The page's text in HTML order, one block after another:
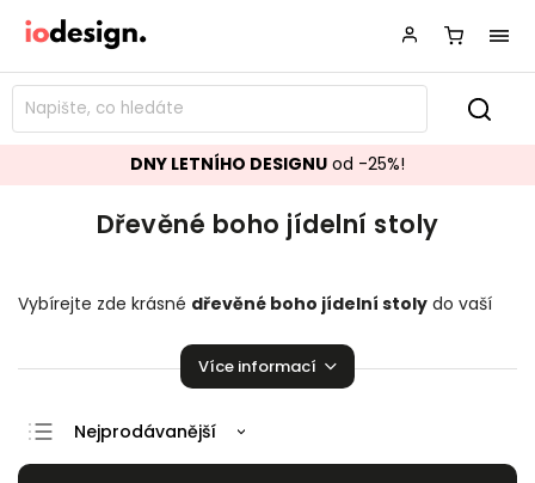
DNY LETNÍHO DESIGNU od -25%!
Dřevěné boho jídelní stoly
Vybírejte zde krásné dřevěné boho jídelní stoly do vaší
Více informací
Doporučujeme
Nejprodávanější